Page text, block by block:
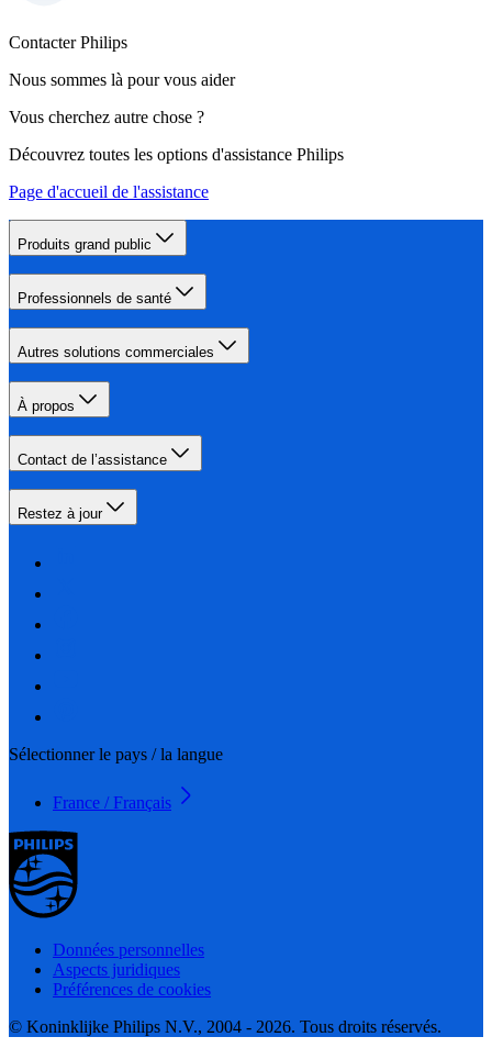
Contacter Philips
Nous sommes là pour vous aider
Vous cherchez autre chose ?
Découvrez toutes les options d'assistance Philips
Page d'accueil de l'assistance
Produits grand public
Professionnels de santé
Autres solutions commerciales
À propos
Contact de l’assistance
Restez à jour
Sélectionner le pays / la langue
France / Français
Données personnelles
Aspects juridiques
Préférences de cookies
© Koninklijke Philips N.V., 2004 - 2026. Tous droits réservés.